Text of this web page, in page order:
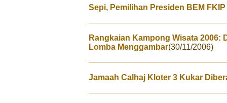
Sepi, Pemilihan Presiden BEM
Rangkaian Kampong Wisata 2006:
Lomba Menggambar(30/11/2006)
Jamaah Calhaj Kloter 3 Kukar